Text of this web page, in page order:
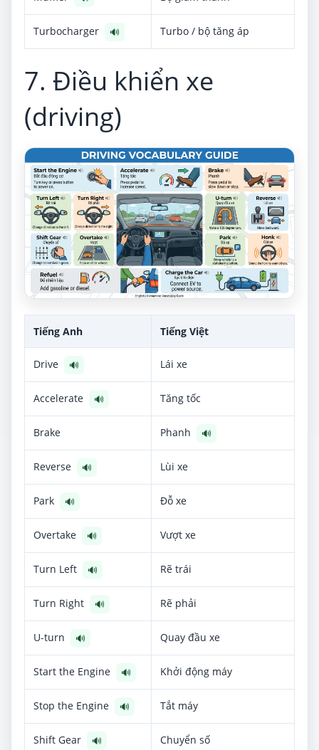
Turbocharger 🔊 Turbo / bộ tăng áp
7. Điều khiển xe
(driving)
Tiếng Anh Tiếng Việt
Drive 🔊 Lái xe
Accelerate 🔊 Tăng tốc
Brake Phanh 🔊
Reverse 🔊 Lùi xe
Park 🔊 Đỗ xe
Overtake 🔊 Vượt xe
Turn Left 🔊 Rẽ trái
Turn Right 🔊 Rẽ phải
U-turn 🔊 Quay đầu xe
Start the Engine 🔊 Khởi động máy
Stop the Engine 🔊 Tắt máy
Shift Gear 🔊 Chuyển số